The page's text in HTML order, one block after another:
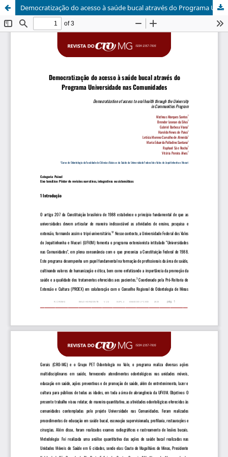
Democratização do acesso à saúde bucal através do Programa Universidade nas Comunidades